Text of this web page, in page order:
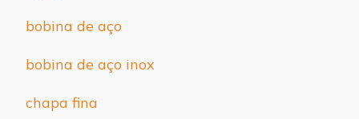
bobina de aço
bobina de aço inox
chapa fina